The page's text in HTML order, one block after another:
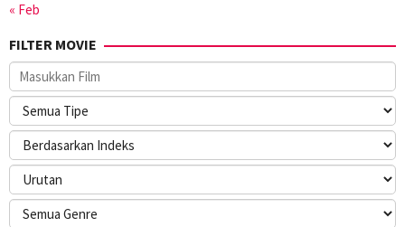
« Feb
FILTER MOVIE